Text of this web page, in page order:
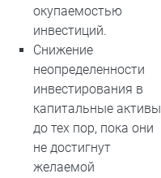
окупаемостью
инвестиций.
Снижение
неопределенности
инвестирования в
капитальные активы
до тех пор, пока они
не достигнут
желаемой